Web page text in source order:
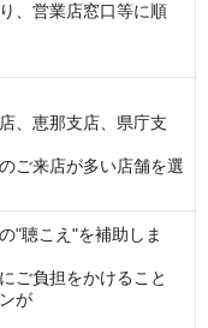
、営業店窓口等に順
、恵那支店、県庁支
ご来店が多い店舗を選
"聴こえ"を補助しま
ご負担をかけること
が